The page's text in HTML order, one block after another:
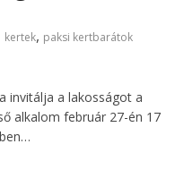
kertek, paksi kertbarátok
invitálja a lakosságot a
alkalom február 27-én 17